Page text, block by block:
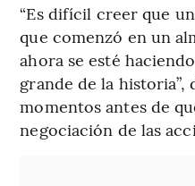
“Es difícil creer que
que comenzó en un
ahora se esté
grande de la historia”,
momentos antes de
negociación de las